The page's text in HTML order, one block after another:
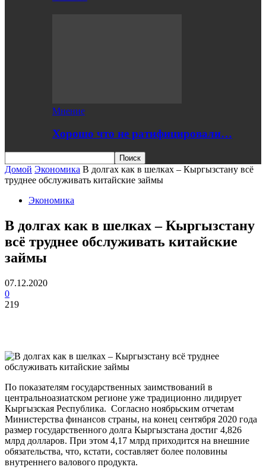
Мнение
Хорошо что не ратифицировали…
Домой Экономика В долгах как в шелках – Кыргызстану всё
труднее обслуживать китайские займы
Экономика
В долгах как в шелках – Кыргызстану
всё труднее обслуживать китайские
займы
07.12.2020
0
219
По показателям государственных заимствований в
центральноазиатском регионе уже традиционно лидирует
Кыргызская Республика. Согласно ноябрьским отчетам
Министерства финансов страны, на конец сентября 2020 года
размер государственного долга Кыргызстана достиг 4,826
млрд долларов. При этом 4,17 млрд приходится на внешние
обязательства, что, кстати, составляет более половины
внутреннего валового продукта.